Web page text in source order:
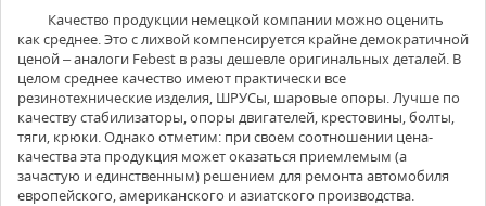
Качество продукции немецкой компании можно оценить
как среднее. Это с лихвой компенсируется крайне демократичной
ценой – аналоги Febest в разы дешевле оригинальных деталей. В
целом среднее качество имеют практически все
резинотехнические изделия, ШРУСы, шаровые опоры. Лучше по
качеству стабилизаторы, опоры двигателей, крестовины, болты,
тяги, крюки. Однако отметим: при своем соотношении цена-
качества эта продукция может оказаться приемлемым (а
зачастую и единственным) решением для ремонта автомобиля
европейского, американского и азиатского производства.